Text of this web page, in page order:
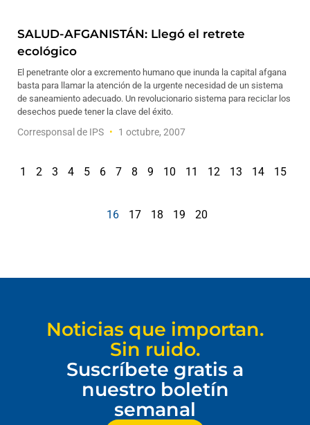
SALUD-AFGANISTÁN: Llegó el retrete
ecológico
El penetrante olor a excremento humano que inunda la capital afgana
basta para llamar la atención de la urgente necesidad de un sistema
de saneamiento adecuado. Un revolucionario sistema para reciclar los
desechos puede tener la clave del éxito.
Corresponsal de IPS 1 octubre, 2007
1 2 3 4 5 6 7 8 9 10 11 12 13 14 15
16 17 18 19 20
Noticias que importan.
Sin ruido.
Suscríbete gratis a
nuestro boletín
semanal